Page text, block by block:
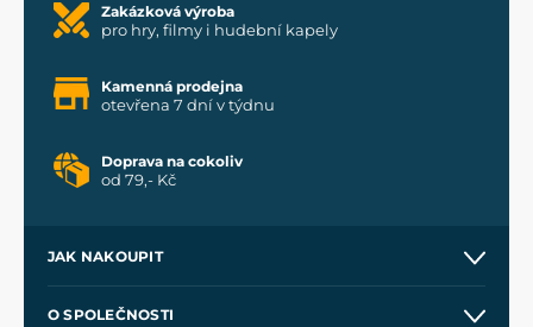
Zakázková výroba
pro hry, filmy i hudební kapely
Kamenná prodejna
otevřena 7 dní v týdnu
Doprava na cokoliv
od 79,- Kč
JAK NAKOUPIT
O SPOLEČNOSTI